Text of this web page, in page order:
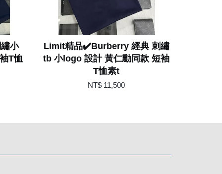
小
T恤
Limit精品✔️Burberry 經典 刺繡
tb 小logo 設計 黃仁勳同款 短袖
T恤素t
NT$ 11,500